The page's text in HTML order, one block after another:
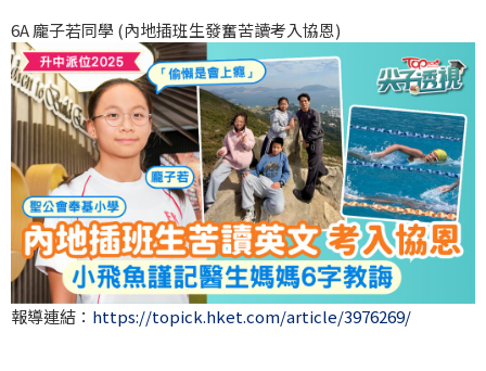
6A 龐子若同學 (內地插班生發奮苦讀考入協恩)
報導連結： https://topick.hket.com/article/3976269/